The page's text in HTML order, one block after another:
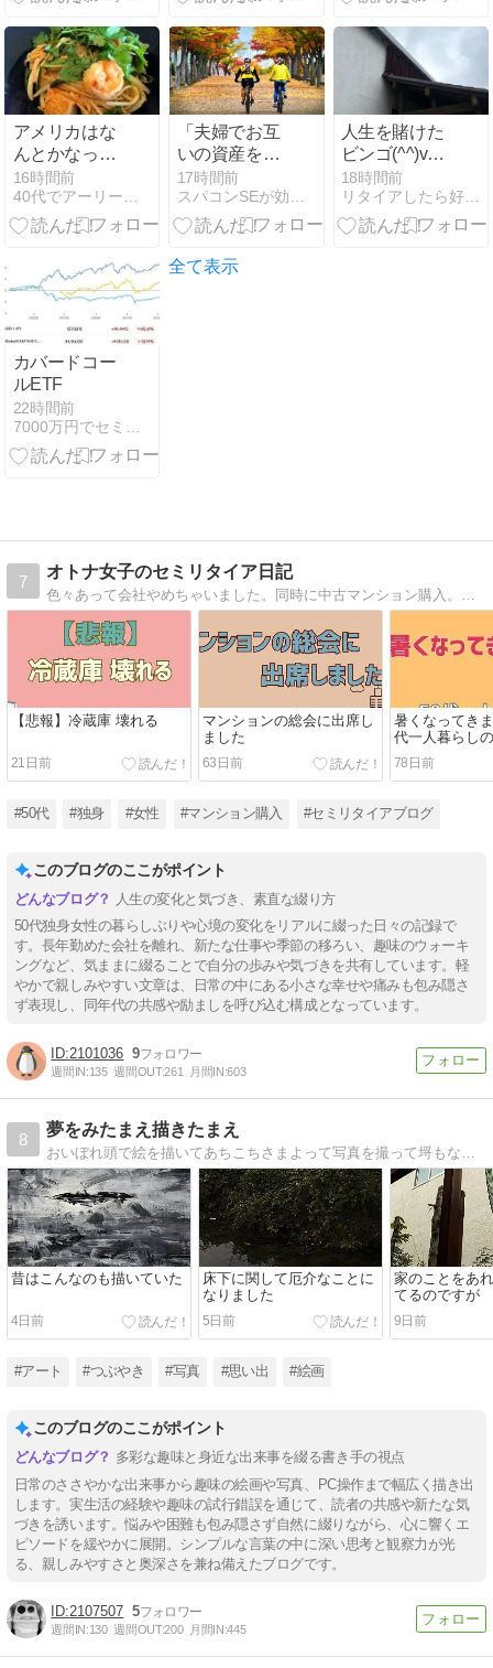
アメリカはな
んとかなって
も、日本のよ
うな国が一番
ひどい目にあ
ろうか？ 「知
能低下の人類
史」を読んで
4
16時間前
「夫婦でお互
いの資産を共
有していな
い」
17時間前
人生を賭けた
ビンゴ(^^)v
8/3のサウナ記
録
18時間前
リタイアしたら好きな音楽で散歩するんだ
カバードコー
ルETF
22時間前
全て表示
7
オトナ女子のセミリタイア日記
【悲報】冷蔵庫 壊れる
21日前
マンションの総会に出席し
ました
63日前
暑くなってき
代一人暮らし
78日前
#50代 #独身 #女性 #マンション購入 #セミリタイアブログ
このブログのここがポイント
人生の変化と気づき、素直な綴り方
50代独身女性の暮らしぶりや心境の変化をリアルに綴った日々の記録で
す。長年勤めた会社を離れ、新たな仕事や季節の移ろい、趣味のウォーキ
ングなど、気ままに綴ることで自分の歩みや気づきを共有しています。軽
やかで親しみやすい文章は、日常の中にある小さな幸せや痛みも包み隠さ
ず表現し、同年代の共感や励ましを呼び込む構成となっています。
2101036 9
週間IN:135 週間OUT:261 月間IN:603
8
夢をみたまえ描きたまえ
昔はこんなのも描いていた
4日前
床下に関して厄介なことに
なりました
5日前
家のことをあ
てるのですが
9日前
#アート #つぶやき #写真 #思い出 #絵画
このブログのここがポイント
多彩な趣味と身近な出来事を綴る書き手の視点
日常のささやかな出来事から趣味の絵画や写真、PC操作まで幅広く描き出
します。実生活の経験や趣味の試行錯誤を通じて、読者の共感や新たな気
づきを誘います。悩みや困難も包み隠さず自然に綴りながら、心に響くエ
ピソードを緩やかに展開。シンプルな言葉の中に深い思考と観察力が光
る、親しみやすさと奥深さを兼ね備えたブログです。
2107507 5
週間IN:130 週間OUT:200 月間IN:445